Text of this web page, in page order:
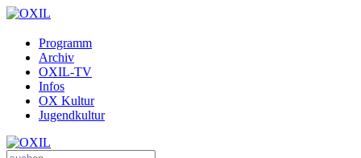
Programm
Archiv
OXIL-TV
Infos
OX Kultur
Jugendkultur